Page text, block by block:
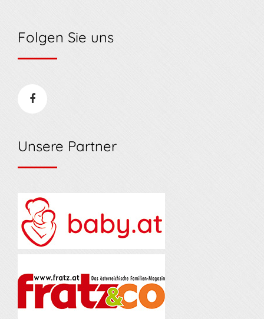
Folgen Sie uns
Unsere Partner